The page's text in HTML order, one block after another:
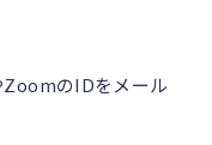
ZoomのIDをメール